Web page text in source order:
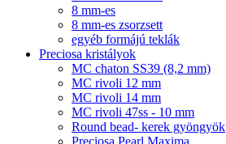
8 mm-es
8 mm-es zsorzsett
egyéb formájú teklák
Preciosa kristályok
MC chaton SS39 (8,2 mm)
MC rivoli 12 mm
MC rivoli 14 mm
MC rivoli 47ss - 10 mm
Round bead- kerek gyöngyök